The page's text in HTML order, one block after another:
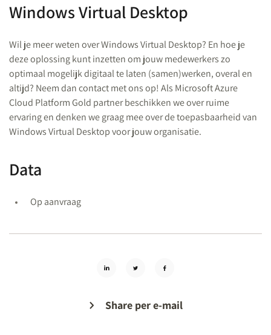
Windows Virtual Desktop
Wil je meer weten over Windows Virtual Desktop? En hoe je
deze oplossing kunt inzetten om jouw medewerkers zo
optimaal mogelijk digitaal te laten (samen)werken, overal en
altijd? Neem dan contact met ons op! Als Microsoft Azure
Cloud Platform Gold partner beschikken we over ruime
ervaring en denken we graag mee over de toepasbaarheid van
Windows Virtual Desktop voor jouw organisatie.
Data
Op aanvraag
Share per e-mail